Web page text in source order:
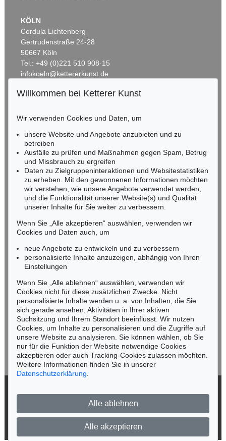
Auktion 514 - Lot 236
Ergebnis:€ 1.645.000
Auktion 496 - Lot 133
Heimkehrende Ziegenherde, 1920
Ergebnis:€ 1.525.000
Sertigweg, 1937
Ergebnis:€ 1.465.000
Auktion 600 - Lot 4
Ergebnis:
KÖLN
Cordula Lichtenberg
Gertrudenstraße 24-28
50667 Köln
Tel.: +49 (0)221 510 908-15
infokoeln@kettererkunst.de
RHEINLAND-PFALZ
Miriam Heß
Tel.: +49 (0)62 21 58 80-038
Fax: +49 (0)62 21 58 80-595
infoheidelberg@kettererkunst.de
NORDDEUTSCHLAND
Nico Kassel, M.A.
Tel.: +49 (0)89 55244-164
Mobil: +49 (0)171 8618661
n.kassel@kettererkunst.de
Keine Auktion mehr verpassen!
Wir informieren Sie rechtzeitig.
Jetzt zum Newsletter anmelden >
© 2026 Ketterer Kunst GmbH & Co. KG
Impressum
Willkommen bei Ketterer Kunst
Wir verwenden Cookies und Daten, um
unsere Website und Angebote anzubieten und zu
betreiben
Ausfälle zu prüfen und Maßnahmen gegen Spam, Betrug
und Missbrauch zu ergreifen
Daten zu Zielgruppeninteraktionen und Websitestatistiken
zu erheben. Mit den gewonnenen Informationen möchten
wir verstehen, wie unsere Angebote verwendet werden,
und die Funktionalität unserer Website(s) und Qualität
unserer Inhalte für Sie weiter zu verbessern.
Wenn Sie „Alle akzeptieren“ auswählen, verwenden wir
Cookies und Daten auch, um
neue Angebote zu entwickeln und zu verbessern
personalisierte Inhalte anzuzeigen, abhängig von Ihren
Einstellungen
Wenn Sie „Alle ablehnen“ auswählen, verwenden wir
Cookies nicht für diese zusätzlichen Zwecke. Nicht
personalisierte Inhalte werden u. a. von Inhalten, die Sie
sich gerade ansehen, Aktivitäten in Ihrer aktiven
Suchsitzung und Ihrem Standort beeinflusst. Wir nutzen
Cookies, um Inhalte zu personalisieren und die Zugriffe auf
unsere Website zu analysieren. Sie können wählen, ob Sie
nur für die Funktion der Website notwendige Cookies
akzeptieren oder auch Tracking-Cookies zulassen möchten.
Weitere Informationen finden Sie in unserer
Datenschutzerklärung
Alle ablehnen
Alle akzeptieren